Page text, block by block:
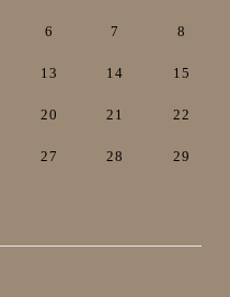
6 7 8
13 14 15
20 21 22
27 28 29